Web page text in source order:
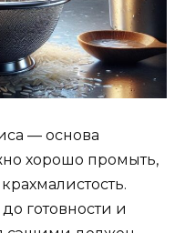
— основа
хорошо промыть,
готовности и